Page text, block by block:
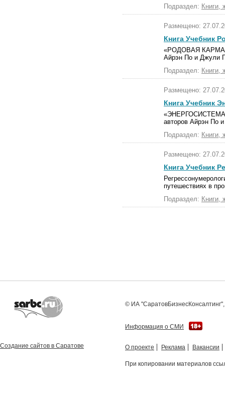
Подраздел: Книги,
Размещено:
Книга Учебник
«РОДОВАЯ КАРМА»
Айрэн По и Джули
Подраздел: Книги,
Размещено:
Книга Учебник
«ЭНЕРГОСИСТЕМА
авторов Айрэн По
Подраздел: Книги,
Размещено:
Книга Учебник
путешествиях в
Подраздел: Книги,
© ИА
Информация о СМИ
О проекте Реклама Вакансии
При копировании материалов
Создание сайтов в Саратове